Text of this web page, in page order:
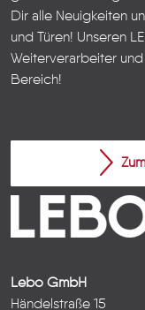
Dir alle Neuigkeiten
und Türen! Unseren
Weiterverarbeiter
Bereich!
Lebo GmbH
Händelstraße 15